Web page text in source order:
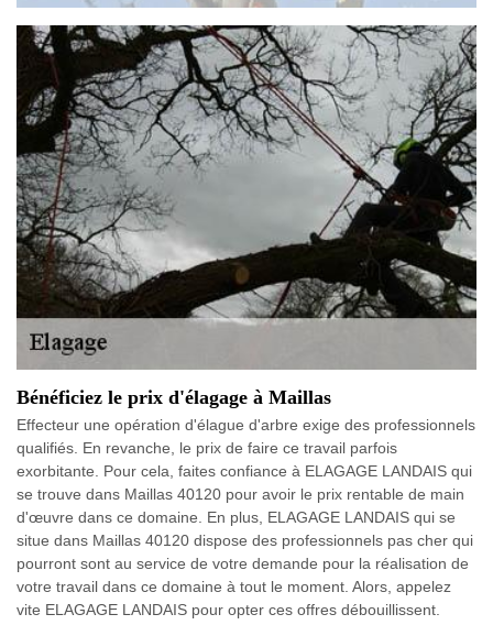
Bénéficiez le prix d'élagage à Maillas
Effecteur une opération d'élague d'arbre exige des professionnels
qualifiés. En revanche, le prix de faire ce travail parfois
exorbitante. Pour cela, faites confiance à ELAGAGE LANDAIS qui
se trouve dans Maillas 40120 pour avoir le prix rentable de main
d'œuvre dans ce domaine. En plus, ELAGAGE LANDAIS qui se
situe dans Maillas 40120 dispose des professionnels pas cher qui
pourront sont au service de votre demande pour la réalisation de
votre travail dans ce domaine à tout le moment. Alors, appelez
vite ELAGAGE LANDAIS pour opter ces offres débouillissent.